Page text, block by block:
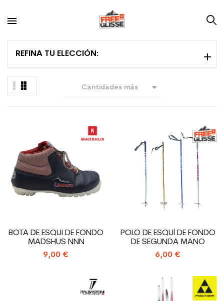
REFINA TU ELECCIÓN:
Cantidades más 
BOTA DE ESQUI DE FONDO
MADSHUS NNN
9,00 €
POLO DE ESQUÍ DE FONDO
DE SEGUNDA MANO
6,00 €